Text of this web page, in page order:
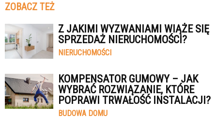
ZOBACZ TEŻ
Z JAKIMI WYZWANIAMI WIĄŻE SIĘ
SPRZEDAŻ NIERUCHOMOŚCI?
NIERUCHOMOŚCI
KOMPENSATOR GUMOWY – JAK
WYBRAĆ ROZWIĄZANIE, KTÓRE
POPRAWI TRWAŁOŚĆ INSTALACJI?
BUDOWA DOMU